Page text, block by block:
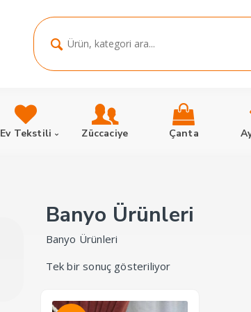
Ev Tekstili Züccaciye Çanta
Banyo Ürünleri
Banyo Ürünleri
Tek bir sonuç gösteriliyor